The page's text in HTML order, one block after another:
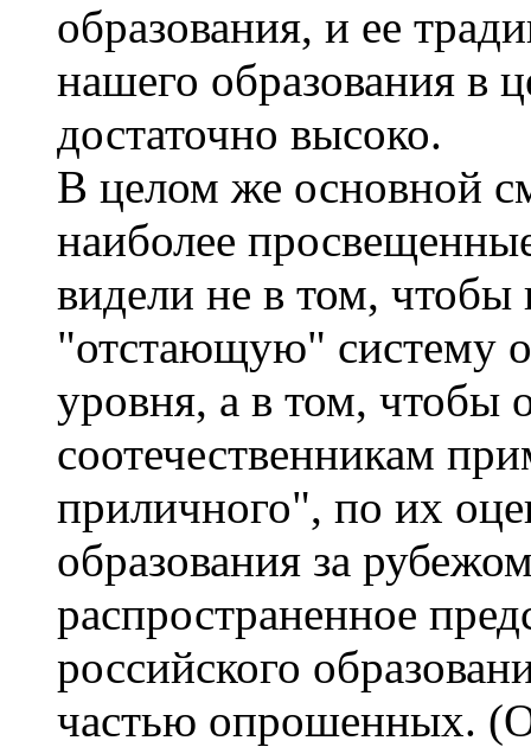
образования, и ее
нашего образования в
достаточно высоко.
В целом же основной
наиболее
видели не в том,
"отстающую" систему
уровня, а в том, чтобы
соотечественникам
приличного", по их
образования за
распространенное
российского
частью опрошенных.